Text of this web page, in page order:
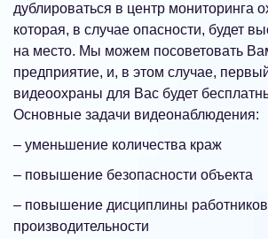
дублироваться в центр мониторинга
которая, в случае опасности, будет
на место. Мы можем посоветовать
предприятие, и, в этом случае,
видеоохраны для Вас будет
Основные задачи видеонаблюдения:
– уменьшение количества краж
– повышение безопасности объекта
– повышение дисциплины
производительности